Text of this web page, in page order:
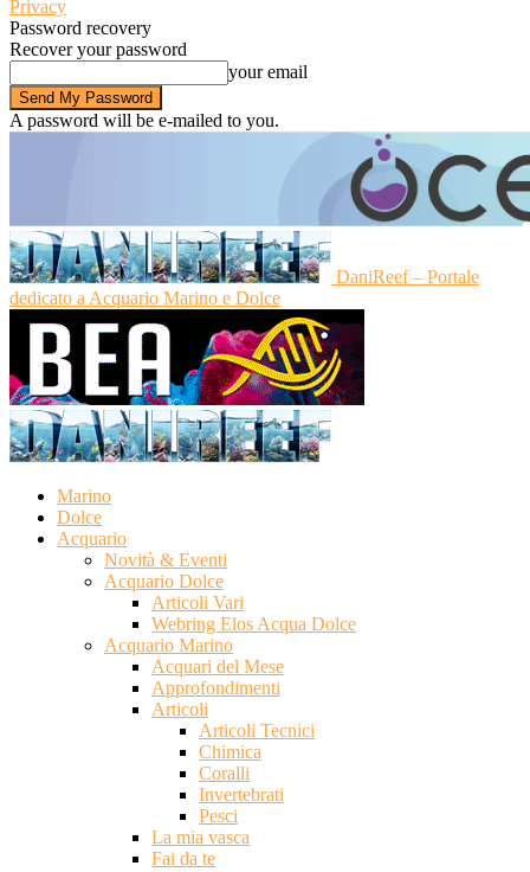
Privacy
Password recovery
Recover your password
your email
A password will be e-mailed to you.
DaniReef – Portale
dedicato a Acquario Marino e Dolce
Marino
Dolce
Acquario
Novità & Eventi
Acquario Dolce
Articoli Vari
Webring Elos Acqua Dolce
Acquario Marino
Acquari del Mese
Approfondimenti
Articoli
Articoli Tecnici
Chimica
Coralli
Invertebrati
Pesci
La mia vasca
Fai da te